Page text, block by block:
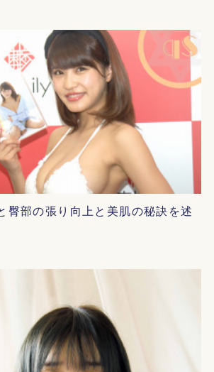
臀部の張り向上と美肌の秘訣を述